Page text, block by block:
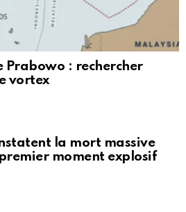
Prabowo : rechercher
vortex
la mort massive
moment explosif